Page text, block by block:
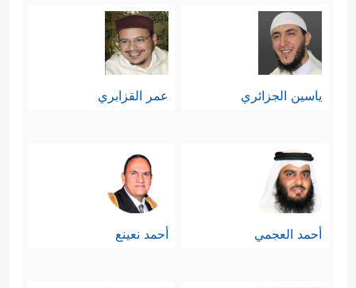
ياسين الجزائري عمر القزابري
أحمد العجمي أحمد نعينع